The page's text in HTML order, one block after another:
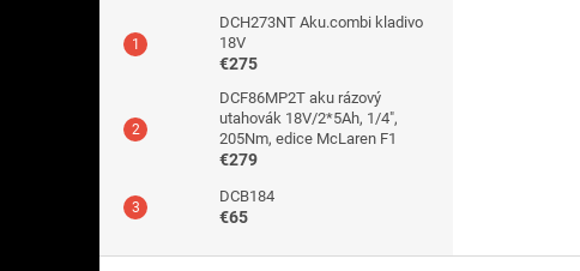
DCH273NT Aku.combi kladivo
18V
€275
DCF86MP2T aku rázový
utahovák 18V/2*5Ah, 1/4",
205Nm, edice McLaren F1
€279
DCB184
€65